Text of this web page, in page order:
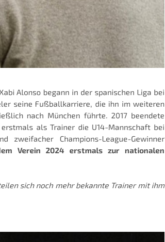
Alonso begann in der spanischen Liga bei
seine Fußballkarriere, die ihn im weiteren
nach München führte. 2017 beendete
als Trainer die U14-Mannschaft bei
Champions-League-Gewinner
Verein 2024 erstmals zur nationalen
sich noch mehr bekannte Trainer mit ihm